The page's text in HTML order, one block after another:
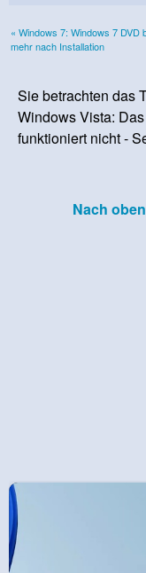
« Windows 7: Windows 7 DVD
mehr nach Installation
Sie betrachten das
Windows Vista:
funktioniert nicht -
Nach